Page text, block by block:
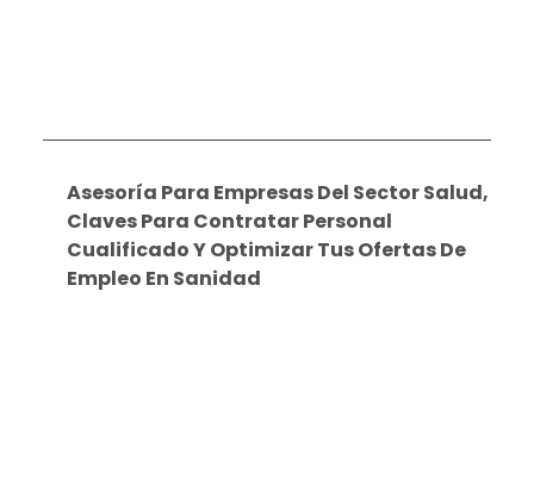
Asesoría Para Empresas Del Sector Salud,
Claves Para Contratar Personal
Cualificado Y Optimizar Tus Ofertas De
Empleo En Sanidad